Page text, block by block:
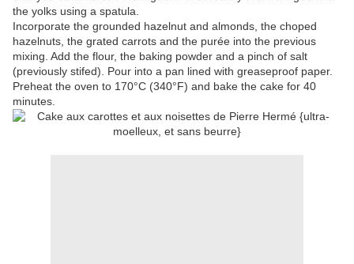
the yolks using a spatula.
Incorporate the grounded hazelnut and almonds, the choped
hazelnuts, the grated carrots and the purée into the previous
mixing. Add the flour, the baking powder and a pinch of salt
(previously stifed). Pour into a pan lined with greaseproof paper.
Preheat the oven to 170°C (340°F) and bake the cake for 40
minutes.